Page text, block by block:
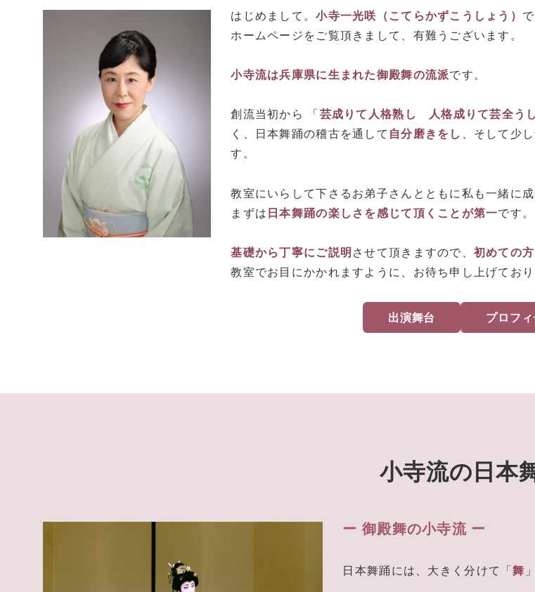
はじめまして。小寺一光咲（こてらかずこうしょう）
ホームページをご覧頂きまして、有難うございます。
小寺流は兵庫県に生まれた御殿舞の流派です。
創流当初から 「芸成りて人格熟し 人格成りて芸全うし
く、日本舞踊の稽古を通して 自分磨きをし 、そして少
す。
教室にいらして下さるお弟子さんとともに私も一緒に
まずは日本舞踊の楽しさを感じて頂くことが第一です
基礎から丁寧にご説明させて頂きますので、 初めての
教室でお目にかかれますように、お待ち申し上げており
出演舞台 プロフ
小寺流の日本
ー 御殿舞の小寺流 ー
日本舞踊には、大きく分けて「舞